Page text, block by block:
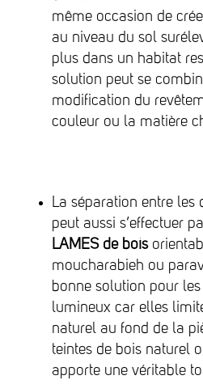
même occasion de
au niveau du sol
plus dans un habitat
solution peut se
modification du
couleur ou la matière
La séparation entre les
peut aussi s’effectuer
LAMES de bois
moucharabieh ou
bonne solution pour les
lumineux car elles
naturel au fond de la
teintes de bois naturel
apporte une véritable